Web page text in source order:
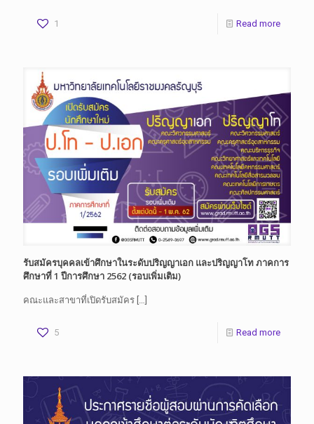
1 Read more
รับสมัครบุคคลเข้าศึกษาในระดับปริญญาเอก และปริญญาโท ภาคการ
ศึกษาที่ 1 ปีการศึกษา 2562 (รอบเพิ่มเติม)
คณะและสาขาที่เปิดรับสมัคร
5 Read more